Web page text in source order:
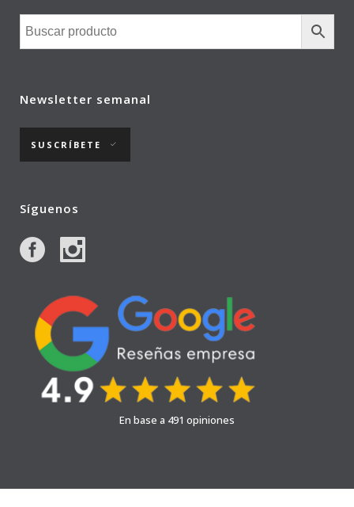
Newsletter semanal
SUSCRÍBETE
Síguenos
En base a 491 opiniones